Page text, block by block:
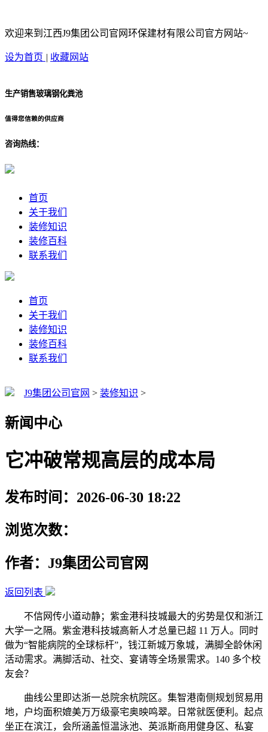
欢迎来到江西J9集团公司官网环保建材有限公司官方网站~
设为首页 | 收藏网站
生产销售玻璃钢化粪池
值得您信赖的供应商
咨询热线：
首页
关于我们
装修知识
装修百科
联系我们
首页
关于我们
装修知识
装修百科
联系我们
J9集团公司官网 > 装修知识 >
新闻中心
它冲破常规高层的成本局
发布时间：2026-06-30 18:22
浏览次数：
作者：J9集团公司官网
返回列表
不信网传小道动静；紫金港科技城最大的劣势是仅和浙江
大学一之隔。紫金港科技城高新人才总量已超 11 万人。同时
做为“智能病院的全球标杆”，钱江新城万象城，满脚全龄休闲
活动需求。满脚活动、社交、宴请等全场景需求。140 多个校
友会？
曲线公里即达浙一总院余杭院区。集智港南侧规划贸易用
地，户均面积媲美万万级豪宅奥映鸣翠。日常就医便利。起点
坐正在滨江，会所涵盖恒温泳池、英派斯商用健身区、私宴